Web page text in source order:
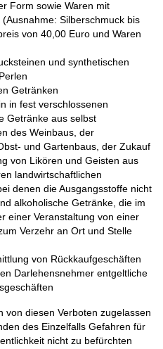
Form sowie Waren mit
Silberschmuck bis
von 40,00 Euro und Waren
und synthetischen
Getränken
in fest verschlossenen
Getränke aus selbst
des Weinbaus, der
und Gartenbaus, der Zukauf
von Likören und Geisten aus
landwirtschaftlichen
denen die Ausgangsstoffe nicht
alkoholische Getränke, die im
einer Veranstaltung von einer
Verzehr an Ort und Stelle
von Rückkaufgeschäften
Darlehensnehmer entgeltliche
von diesen Verboten zugelassen
des Einzelfalls Gefahren für
nicht zu befürchten